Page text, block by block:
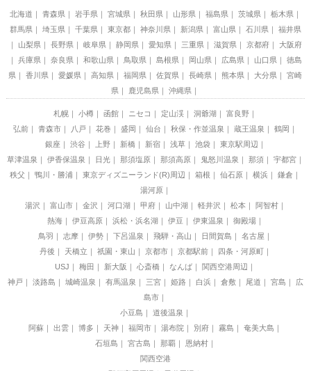
北海道 青森県 岩手県 宮城県 秋田県 山形県 福島県 茨城県
栃木県
群馬県
埼玉県 千葉県 東京都 神奈川県 新潟県 富山県 石川県
福井県
山梨県
長野県 岐阜県 静岡県 愛知県 三重県 滋賀県 京都府
大阪府
兵庫県
奈良県 和歌山県 鳥取県 島根県 岡山県 広島県 山口県
徳島
県
香川県 愛媛県 高知県 福岡県 佐賀県 長崎県 熊本県 大分県
宮崎
県
鹿児島県 沖縄県
札幌 小樽 函館 ニセコ 定山渓 洞爺湖
富良野
弘前
青森市 八戸 花巻 盛岡 仙台 秋保・作並温泉 蔵王温泉
鶴岡
銀座
渋谷 上野 新橋 新宿 浅草 池袋
東京駅周辺
草津温泉
伊香保温泉 日光 那須塩原 那須高原 鬼怒川温泉 那須
宇都宮
秩父
鴨川・勝浦 東京ディズニーランド(R)周辺 箱根 仙石原 横浜
鎌倉
湯河原
湯沢
富山市 金沢 河口湖 甲府 山中湖 軽井沢 松本
阿智村
熱海
伊豆高原 浜松・浜名湖 伊豆 伊東温泉
御殿場
鳥羽
志摩 伊勢 下呂温泉 飛騨・高山 日間賀島
名古屋
丹後
天橋立 祇園・東山 京都市 京都駅前
四条・河原町
USJ
梅田 新大阪 心斎橋 なんば
関西空港周辺
神戸
淡路島 城崎温泉 有馬温泉 三宮 姫路 白浜 倉敷 尾道 宮島
広
島市
小豆島
道後温泉
阿蘇
出雲 博多 天神 福岡市 湯布院 別府 霧島
奄美大島
石垣島
宮古島 那覇
恩納村
関西空港